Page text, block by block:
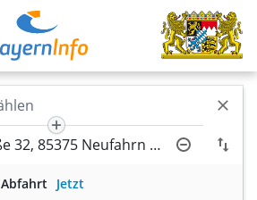
Abfahrt Jetzt